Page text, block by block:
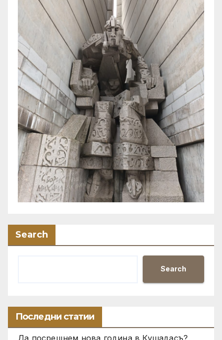
Search
Search
Последни статии
Да посрещнем нова година в Кушадасъ?